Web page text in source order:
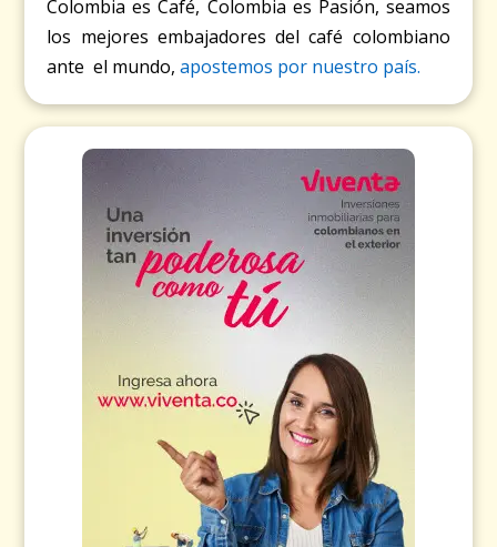
Colombia es Café, Colombia es Pasión, seamos
los mejores embajadores del café colombiano
ante el mundo,apostemos por nuestro país.